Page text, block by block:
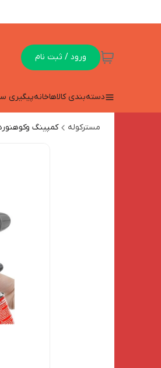
ورود / ثبت نام
دسته‌بندی کالاهاخانهپیگیری
مسترکوله کمپینگ